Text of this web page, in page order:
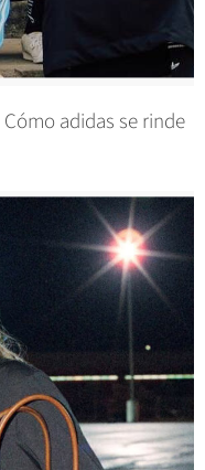
Cómo adidas se rinde